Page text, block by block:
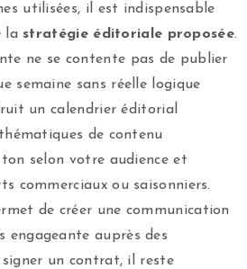
utilisées, il est indispensable
la stratégie éditoriale proposée.
ne se contente pas de publier
semaine sans réelle logique
un calendrier éditorial
de contenu
selon votre audience et
commerciaux ou saisonniers.
de créer une communication
engageante auprès des
un contrat, il reste